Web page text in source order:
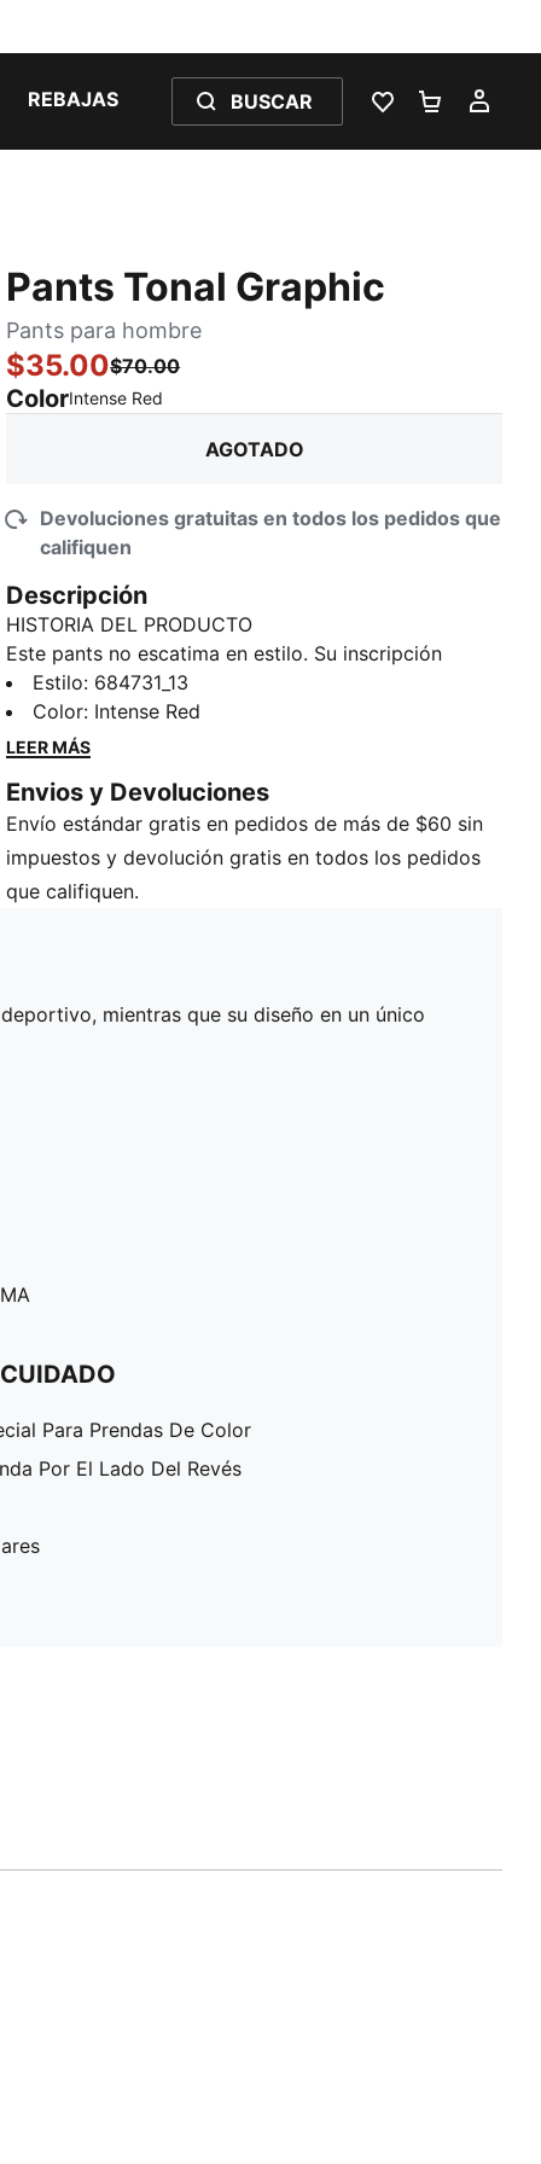
REBAJAS BUSCAR
LISTA DE
Pants Tonal Graphic
Pants para hombre
$35.00$70.00
ColorIntense Red
AGOTADO
Devoluciones gratuitas en todos los pedidos que
califiquen
Descripción
HISTORIA DEL PRODUCTO
Este pants no escatima en estilo. Su inscripción
PUMA en la pierna izquierda le aporta el
característico look deportivo, mientras que su diseño
en un único tono lo hace destacar con cualquier
la calle.
CARACTERÍSTICAS Y BENEFICIOS
warmCELL: Tecnología transpirable para climas fríos,
diseñada para retener el calor junto al cuerpo y
Corte regular
Largo: Regular
Estilo: 684731_13
Color: Intense Red
LEER MÁS
Envios y Devoluciones
Envío estándar gratis en pedidos de más de $60 sin
impuestos y devolución gratis en todos los pedidos
que califiquen.
mientras que su diseño en un único
Para Prendas De Color
Por El Lado Del Revés